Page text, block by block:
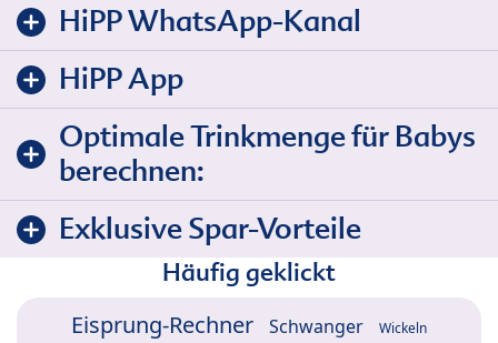
HiPP WhatsApp-Kanal
HiPP App
Optimale Trinkmenge für Babys
berechnen:
Exklusive Spar-Vorteile
Häufig geklickt
Eisprung-Rechner Schwanger Wickeln